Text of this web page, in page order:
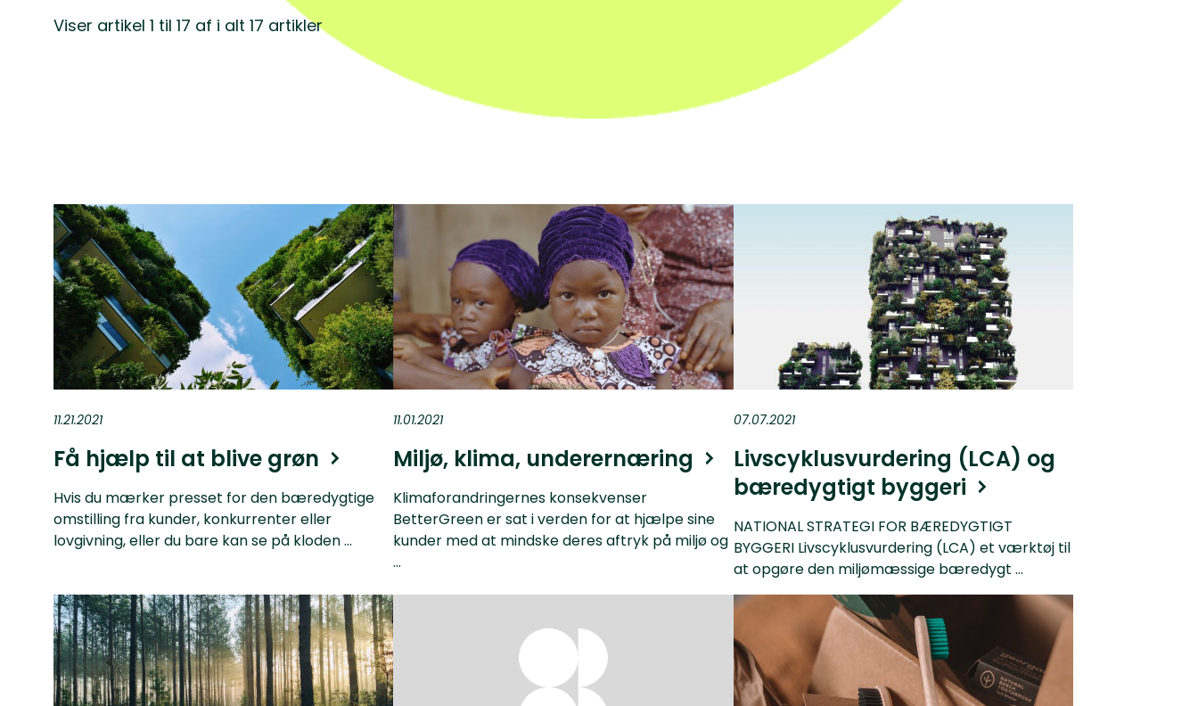
Viser artikel 1 til 17 af i alt 17 artikler
11.21.2021
Få hjælp til at blive grøn
Hvis du mærker presset for den bæredygtige
omstilling fra kunder, konkurrenter eller
lovgivning, eller du bare kan se på kloden ...
11.01.2021
Miljø, klima, underernæring
Klimaforandringernes konsekvenser
BetterGreen er sat i verden for at hjælpe sine
kunder med at mindske deres aftryk på miljø og
...
07.07.2021
Livscyklusvurdering (LCA) og
bæredygtigt byggeri
NATIONAL STRATEGI FOR BÆREDYGTIGT
BYGGERI Livscyklusvurdering (LCA) et værktøj til
at opgøre den miljømæssige bæredygt ...